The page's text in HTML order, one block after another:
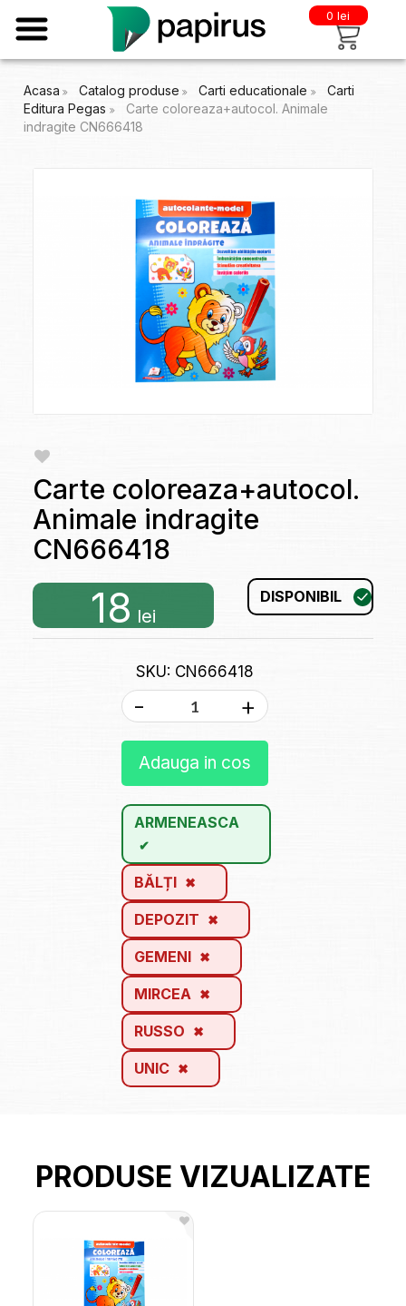
0 lei
Acasa Catalog produse Carti educationale
Carti
Editura Pegas
Carte coloreaza+autocol. Animale
indragite CN666418
Carte coloreaza+autocol.
Animale indragite
CN666418
18 lei
DISPONIBIL
SKU: CN666418
- +
Adauga in cos
ARMENEASCA
BĂLȚI
DEPOZIT
GEMENI
MIRCEA
RUSSO
UNIC
PRODUSE VIZUALIZATE